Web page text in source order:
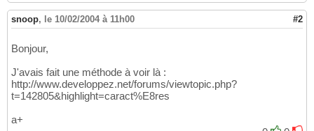
snoop, le 10/02/2004 à 11h00 #2
Bonjour,
J'avais fait une méthode à voir là :
http://www.developpez.net/forums/viewtopic.php?
t=142805&highlight=caract%E8res
a+